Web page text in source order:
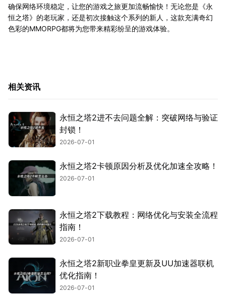
确保网络环境稳定，让您的游戏之旅更加流畅愉快！无论您是《永
恒之塔》的老玩家，还是初次接触这个系列的新人，这款充满奇幻
色彩的MMORPG都将为您带来精彩纷呈的游戏体验。
相关资讯
永恒之塔2进不去问题全解：突破网络与验证
封锁！
2026-07-01
永恒之塔2卡顿原因分析及优化加速全攻略！
2026-07-01
永恒之塔2下载教程：网络优化与安装全流程
指南！
2026-07-01
永恒之塔2新职业拳皇更新及UU加速器联机
优化指南！
2026-07-01